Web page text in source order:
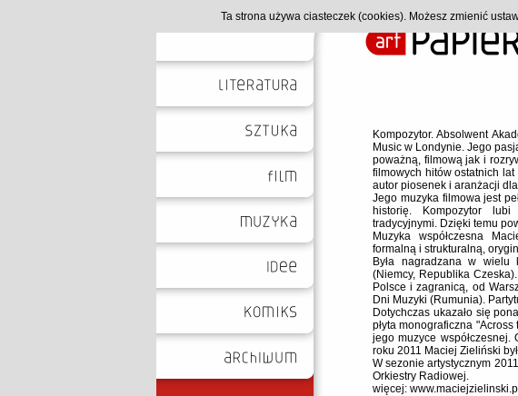
Kompozytor. Absolwent
Music w Londynie. Jego
poważną, filmową jak i
filmowych hitów ostatnich lat
autor piosenek i aranżacji
Jego muzyka filmowa jest
historię. Kompozytor lubi
tradycyjnymi. Dzięki temu
Muzyka współczesna
formalną i strukturalną,
Była nagradzana w wielu
(Niemcy, Republika
Polsce i zagranicą, od
Dni Muzyki (Rumunia).
Dotychczas ukazało się
płyta monograficzna
jego muzyce współczesnej.
roku 2011 Maciej Zieliński
W sezonie artystycznym
Orkiestry Radiowej.
więcej: www.maciejzielinski.pl
Ta strona używa ciasteczek (cookies). Możesz zmienić